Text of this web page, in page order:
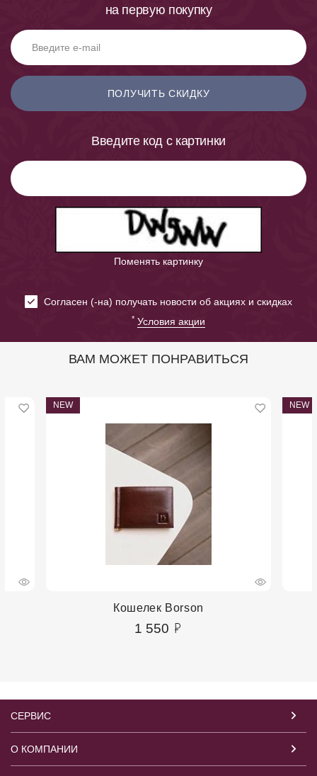
на первую покупку
ПОЛУЧИТЬ СКИДКУ
Введите код с картинки
Поменять картинку
Cогласен (-на) получать новости об акциях и скидках
* Условия акции
ВАМ МОЖЕТ ПОНРАВИТЬСЯ
NEW
Кошелек Borson
1 550
NEW
СЕРВИС
О КОМПАНИИ